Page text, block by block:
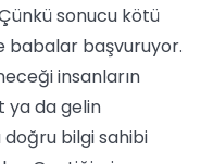
sonucu kötü
babalar başvuruyor.
insanların
ya da gelin
doğru bilgi sahibi